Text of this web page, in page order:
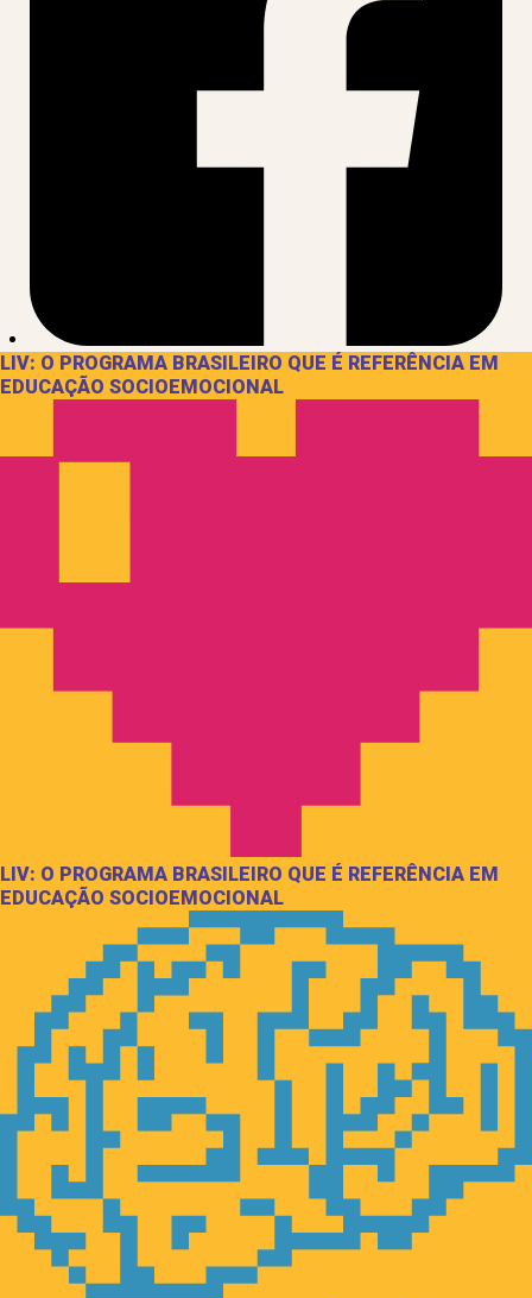
LIV: O PROGRAMA BRASILEIRO QUE É REFERÊNCIA EM
EDUCAÇÃO SOCIOEMOCIONAL
LIV: O PROGRAMA BRASILEIRO QUE É REFERÊNCIA EM
EDUCAÇÃO SOCIOEMOCIONAL